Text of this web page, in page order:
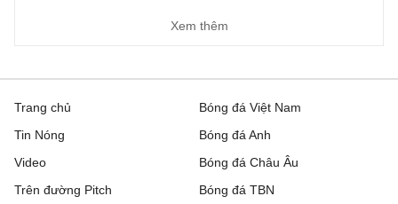
Xem thêm
Trang chủ
Tin Nóng
Video
Trên đường Pitch
Bóng đá Việt Nam
Bóng đá Anh
Bóng đá Châu Âu
Bóng đá TBN